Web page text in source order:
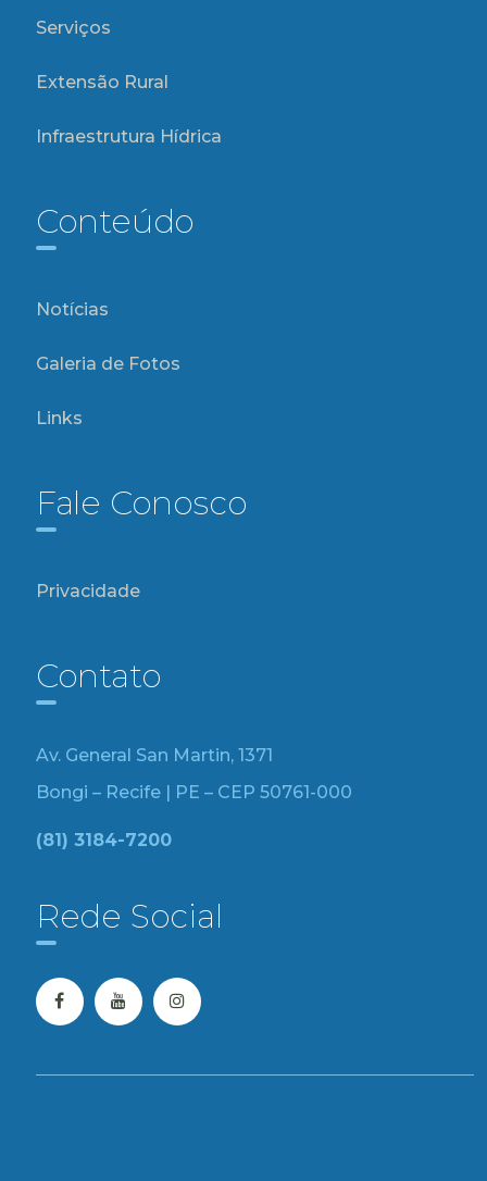
Serviços
Extensão Rural
Infraestrutura Hídrica
Conteúdo
Notícias
Galeria de Fotos
Links
Fale Conosco
Privacidade
Contato
Av. General San Martin, 1371
Bongi – Recife | PE – CEP 50761-000
(81) 3184-7200
Rede Social